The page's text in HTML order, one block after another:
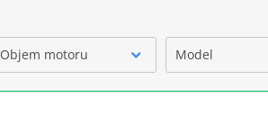
Objem motoru Model